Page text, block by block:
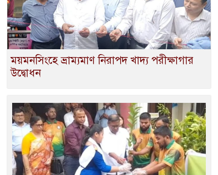
ময়মনসিংহে ভ্রাম্যমাণ নিরাপদ খাদ্য পরীক্ষাগার
উদ্বোধন